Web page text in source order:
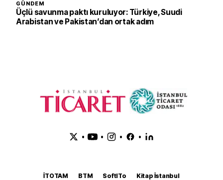
GÜNDEM
Üçlü savunma paktı kuruluyor: Türkiye, Suudi
Arabistan ve Pakistan’dan ortak adım
• • • •
İTOTAM BTM SoftITo
Kitap İstanbul